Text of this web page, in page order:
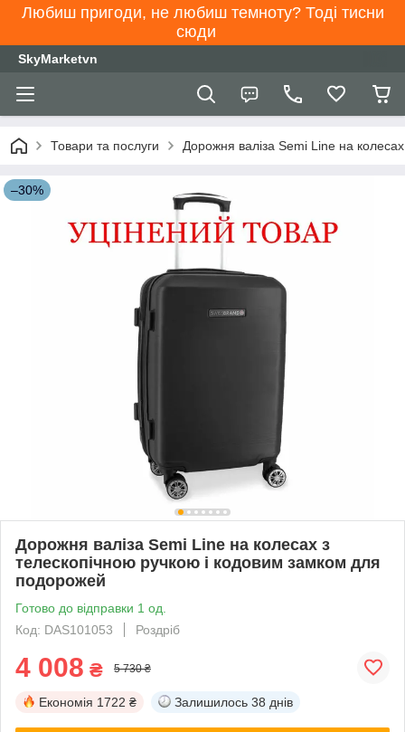
Любиш пригоди, не любиш темноту? Тоді тисни
сюди
SkyMarketvn
Товари та послуги Дорожня валіза Semi Line на
–30%
Дорожня валіза Semi Line на колесах з
телескопічною ручкою і кодовим замком для
подорожей
Готово до відправки 1 од.
Код: DAS101053
Роздріб
4 008 ₴ 5 730 ₴
Економія 1722 ₴ Залишилось 38 днів